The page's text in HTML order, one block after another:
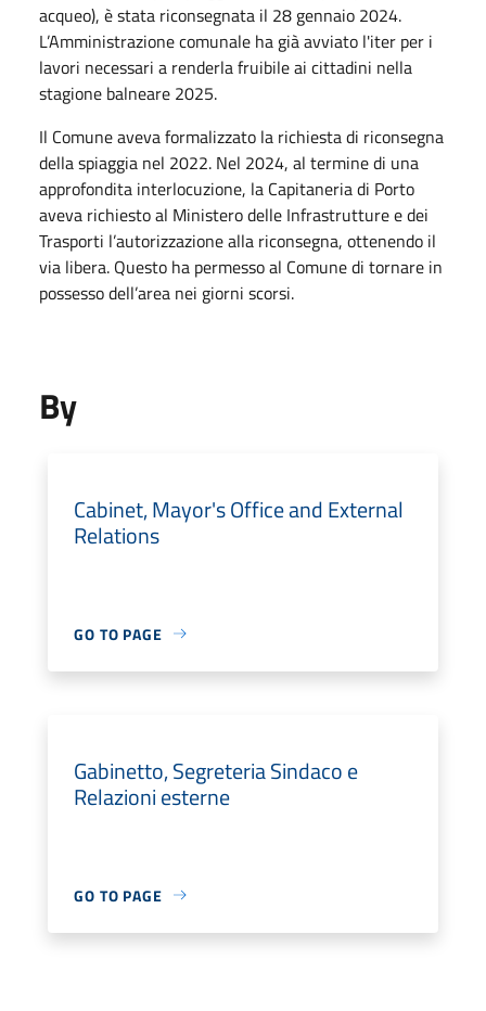
acqueo), è stata riconsegnata il 28 gennaio 2024.
L’Amministrazione comunale ha già avviato l'iter per i
lavori necessari a renderla fruibile ai cittadini nella
stagione balneare 2025.
Il Comune aveva formalizzato la richiesta di riconsegna
della spiaggia nel 2022. Nel 2024, al termine di una
approfondita interlocuzione, la Capitaneria di Porto
aveva richiesto al Ministero delle Infrastrutture e dei
Trasporti l’autorizzazione alla riconsegna, ottenendo il
via libera. Questo ha permesso al Comune di tornare in
possesso dell’area nei giorni scorsi.
By
Cabinet, Mayor's Office and External
Relations
GO TO PAGE
Gabinetto, Segreteria Sindaco e
Relazioni esterne
GO TO PAGE